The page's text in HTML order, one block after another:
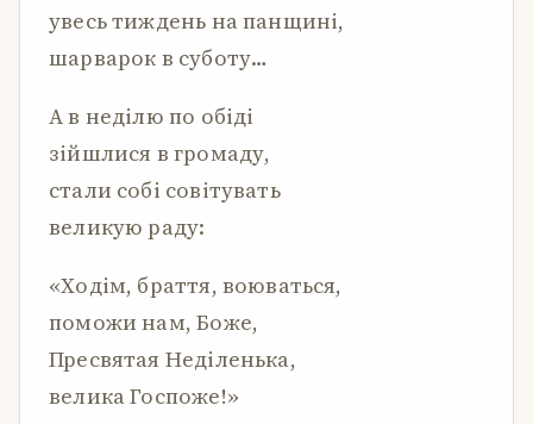
увесь тиждень на панщині,
шарварок в суботу…
А в неділю по обіді
зійшлися в громаду,
стали собі совітувать
великую раду:
«Ходім, браття, воюваться,
поможи нам, Боже,
Пресвятая Неділенька,
велика Госпоже!»